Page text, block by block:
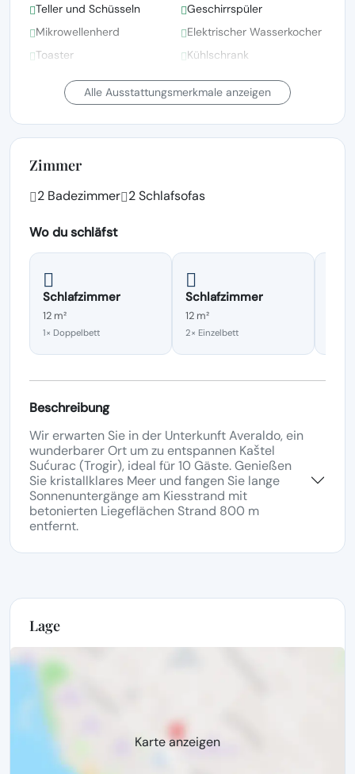
Teller und Schüsseln
Geschirrspüler
Mikrowellenherd
Elektrischer Wasserkocher
Toaster
Kühlschrank
Ofen
Alle Ausstattungsmerkmale anzeigen
Zimmer
2 Badezimmer 2 Schlafsofas
Wo du schläfst
Schlafzimmer
12 m²
1× Doppelbett
Schlafzimmer
12 m²
2× Einzelbett
Beschreibung
Wir erwarten Sie in der Unterkunft Averaldo, ein
wunderbarer Ort um zu entspannen Kaštel
Sućurac (Trogir), ideal für 10 Gäste. Genießen
Sie kristallklares Meer und fangen Sie lange
Sonnenuntergänge am Kiesstrand mit
betonierten Liegeflächen Strand 800 m
entfernt.
Lage
Karte anzeigen